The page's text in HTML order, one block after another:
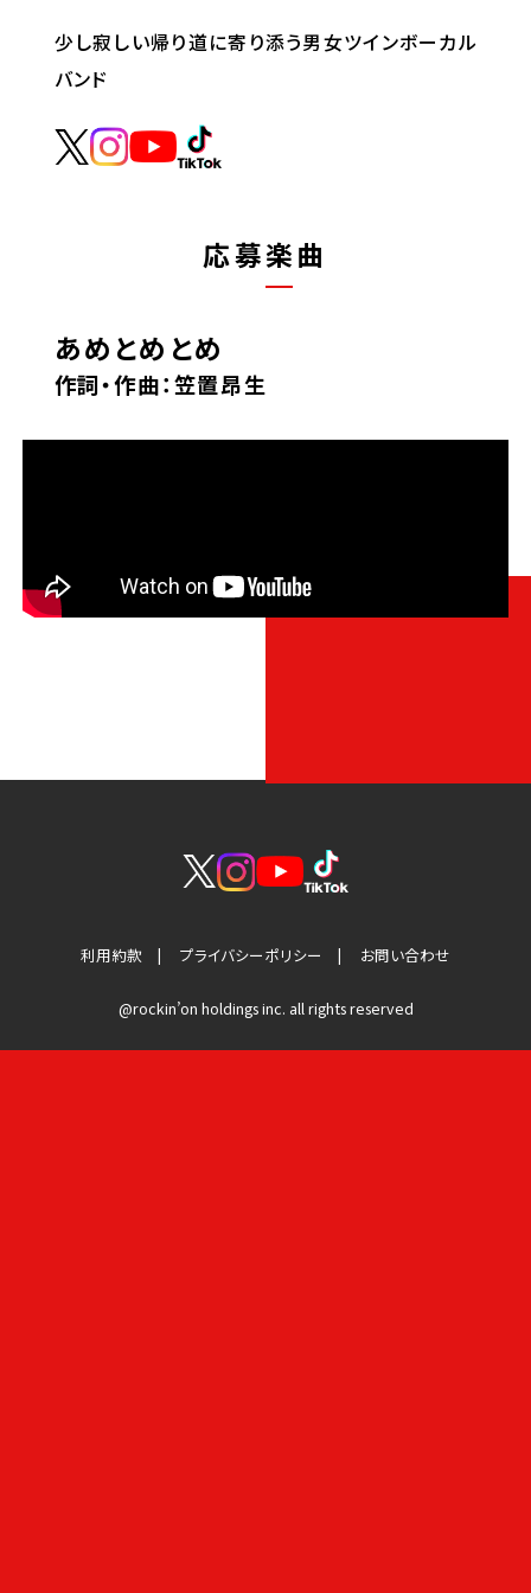
少し寂しい帰り道に寄り添う男女ツインボーカル
バンド
応募楽曲
あめとめとめ
作詞・作曲：笠置昂生
利用約款 プライバシーポリシー お問い合わせ
@rockin’on holdings inc. all rights reserved